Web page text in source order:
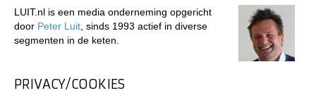
LUIT.nl is een media onderneming opgericht
door Peter Luit , sinds 1993 actief in diverse
segmenten in de keten.
PRIVACY/COOKIES